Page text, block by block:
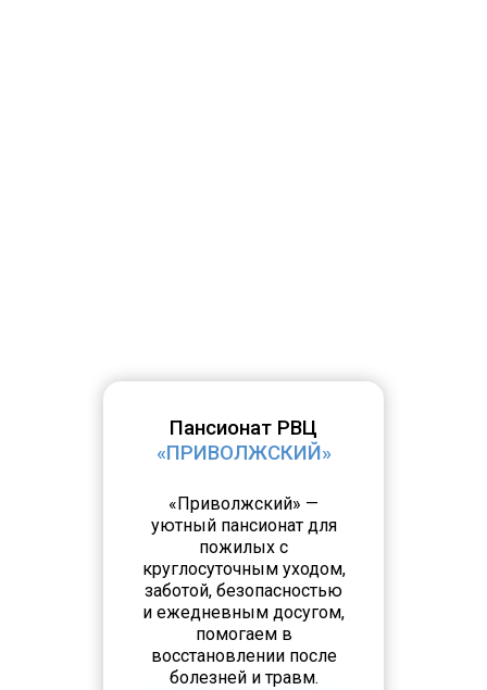
Пансионат РВЦ
«ПРИВОЛЖСКИЙ»
«Приволжский» —
уютный пансионат для
пожилых с
круглосуточным уходом,
заботой, безопасностью
и ежедневным досугом,
помогаем в
восстановлении после
болезней и травм.